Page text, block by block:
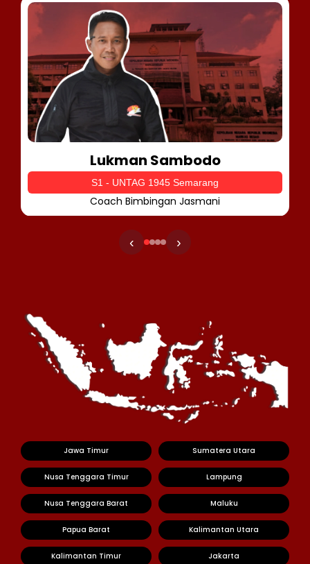
Lukman Sambodo
S1 - UNTAG 1945 Semarang
Coach Bimbingan Jasmani
‹ ›
Jawa Timur Sumatera Utara
Nusa Tenggara Timur Lampung
Nusa Tenggara Barat Maluku
Papua Barat Kalimantan Utara
Kalimantan Timur Jakarta